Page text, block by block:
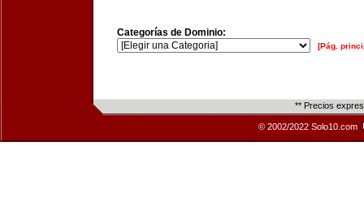
Categorías de Dominio:
[Pág.
** Precios
© 2002/2022 Solo10.com